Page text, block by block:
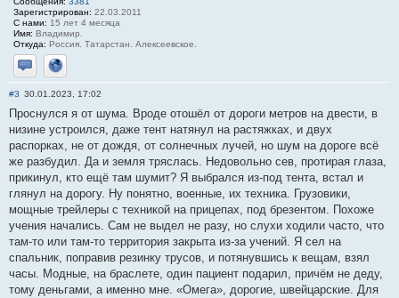
Зарегистрирован: 22.03.2011
С нами: 15 лет 4 месяца
Имя: Владимир.
Откуда: Россия. Татарстан. Алексеевское.
Отправить личное сообщение
Сайт
#3 30.01.2023, 17:02
Проснулся я от шума. Вроде отошёл от дороги метров на двести, в
низине устроился, даже тент натянул на растяжках, и двух
распорках, не от дождя, от солнечных лучей, но шум на дороге всё
же разбудил. Да и земля тряслась. Недовольно сев, протирая глаза,
прикинул, кто ещё там шумит? Я выбрался из-под тента, встал и
глянул на дорогу. Ну понятно, военные, их техника. Грузовики,
мощные трейлеры с техникой на прицепах, под брезентом. Похоже
учения начались. Сам не выдел не разу, но слухи ходили часто, что
там-то или там-то территория закрыта из-за учений. Я сел на
спальник, поправив резинку трусов, и потянувшись к вещам, взял
часы. Модные, на браслете, один пациент подарил, причём не деду,
тому деньгами, а именно мне. «Омега», дорогие, швейцарские. Для